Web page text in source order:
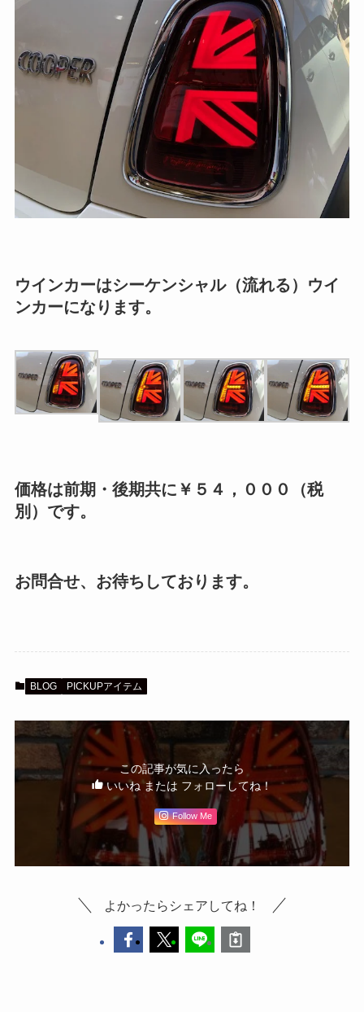
ウインカーはシーケンシャル（流れる）ウイ
ンカーになります。
価格は前期・後期共に￥５４，０００（税
別）です。
お問合せ、お待ちしております。
BLOG PICKUPアイテム
この記事が気に入ったら
いいね または フォローしてね！
Follow Me
よかったらシェアしてね！